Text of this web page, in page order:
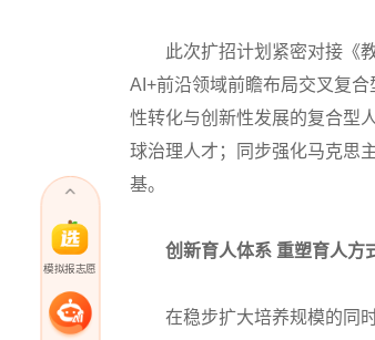
此次扩招计划紧密对接《教
AI+前沿领域前瞻布局交叉复
性转化与创新性发展的复合型
球治理人才；同步强化马克思
基。
创新育人体系 重塑育人方
在稳步扩大培养规模的同时
模拟报志愿